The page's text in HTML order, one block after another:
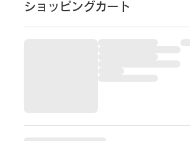
ショッピングカート